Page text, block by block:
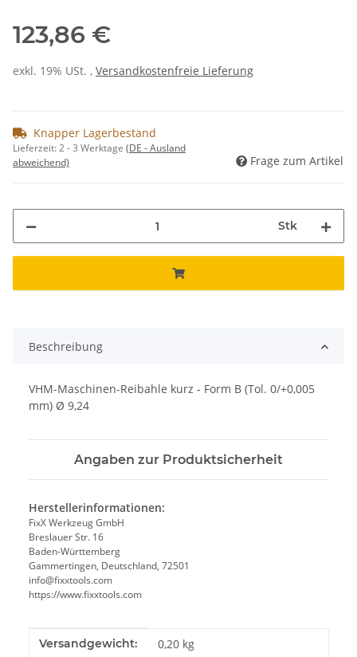
123,86 €
exkl. 19% USt. , Versandkostenfreie Lieferung
Knapper Lagerbestand
Lieferzeit:2 - 3 Werktage (DE - Ausland
abweichend)
Frage zum Artikel
Stk
Beschreibung
VHM-Maschinen-Reibahle kurz - Form B (Tol. 0/+0,005
mm) Ø 9,24
Angaben zur Produktsicherheit
Herstellerinformationen:
FixX Werkzeug GmbH
Breslauer Str. 16
Baden-Württemberg
Gammertingen, Deutschland, 72501
info@fixxtools.com
https://www.fixxtools.com
Produkteigenschaft
Wert
Versandgewicht: 0,20 kg